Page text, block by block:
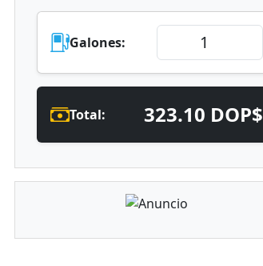
Galones:
Total: 323.10 DOP$